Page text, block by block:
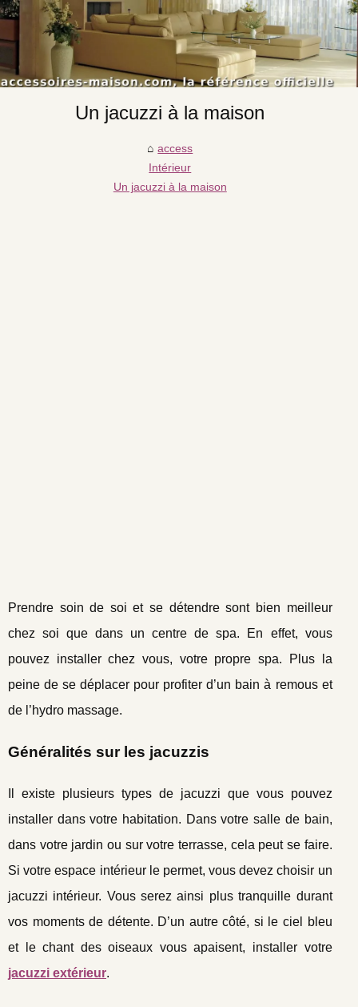
Un jacuzzi à la maison
access
Intérieur
Un jacuzzi à la maison
Prendre soin de soi et se détendre sont bien meilleur
chez soi que dans un centre de spa. En effet, vous
pouvez installer chez vous, votre propre spa. Plus la
peine de se déplacer pour profiter d’un bain à remous et
de l’hydro massage.
Généralités sur les jacuzzis
Il existe plusieurs types de jacuzzi que vous pouvez
installer dans votre habitation. Dans votre salle de bain,
dans votre jardin ou sur votre terrasse, cela peut se faire.
Si votre espace intérieur le permet, vous devez choisir un
jacuzzi intérieur. Vous serez ainsi plus tranquille durant
vos moments de détente. D’un autre côté, si le ciel bleu
et le chant des oiseaux vous apaisent, installer votre
jacuzzi extérieur.